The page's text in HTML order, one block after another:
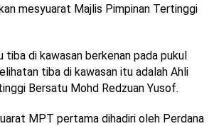
mesyuarat Majlis Pimpinan Tertinggi
tiba di kawasan berkenan pada pukul
tiba di kawasan itu adalah Ahli
Bersatu Mohd Redzuan Yusof.
MPT pertama dihadiri oleh Perdana